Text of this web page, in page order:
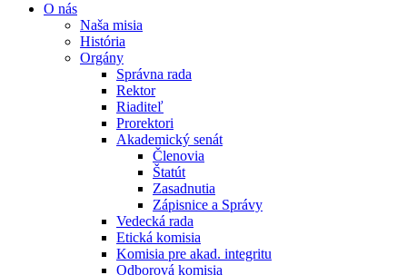
O nás
Naša misia
História
Orgány
Správna rada
Rektor
Riaditeľ
Prorektori
Akademický senát
Členovia
Štatút
Zasadnutia
Zápisnice a Správy
Vedecká rada
Etická komisia
Komisia pre akad. integritu
Odborová komisia